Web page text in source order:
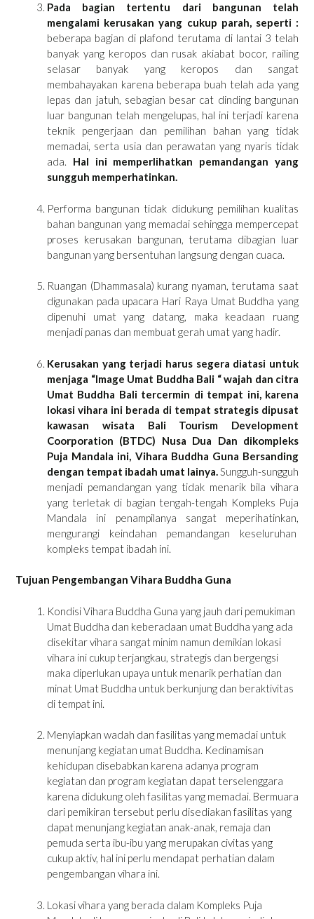
Pada bagian tertentu dari bangunan telah
mengalami kerusakan yang cukup parah, seperti :
beberapa bagian di plafond terutama di lantai 3 telah
banyak yang keropos dan rusak akiabat bocor, railing
selasar banyak yang keropos dan sangat
membahayakan karena beberapa buah telah ada yang
lepas dan jatuh, sebagian besar cat dinding bangunan
luar bangunan telah mengelupas, hal ini terjadi karena
teknik pengerjaan dan pemilihan bahan yang tidak
memadai, serta usia dan perawatan yang nyaris tidak
ada. Hal ini memperlihatkan pemandangan yang
sungguh memperhatinkan.
Performa bangunan tidak didukung pemilihan kualitas
bahan bangunan yang memadai sehingga mempercepat
proses kerusakan bangunan, terutama dibagian luar
bangunan yang bersentuhan langsung dengan cuaca.
Ruangan (Dhammasala) kurang nyaman, terutama saat
digunakan pada upacara Hari Raya Umat Buddha yang
dipenuhi umat yang datang, maka keadaan ruang
menjadi panas dan membuat gerah umat yang hadir.
Kerusakan yang terjadi harus segera diatasi untuk
menjaga “Image Umat Buddha Bali “ wajah dan citra
Umat Buddha Bali tercermin di tempat ini, karena
lokasi vihara ini berada di tempat strategis dipusat
kawasan wisata Bali Tourism Development
Coorporation (BTDC) Nusa Dua Dan dikompleks
Puja Mandala ini, Vihara Buddha Guna Bersanding
dengan tempat ibadah umat lainya.Sungguh-sungguh
menjadi pemandangan yang tidak menarik bila vihara
yang terletak di bagian tengah-tengah Kompleks Puja
Mandala ini penampilanya sangat meperihatinkan,
mengurangi keindahan pemandangan keseluruhan
kompleks tempat ibadah ini.
Tujuan Pengembangan Vihara Buddha Guna
Kondisi Vihara Buddha Guna yang jauh dari pemukiman
Umat Buddha dan keberadaan umat Buddha yang ada
disekitar vihara sangat minim namun demikian lokasi
vihara ini cukup terjangkau, strategis dan bergengsi
maka diperlukan upaya untuk menarik perhatian dan
minat Umat Buddha untuk berkunjung dan beraktivitas
di tempat ini.
Menyiapkan wadah dan fasilitas yang memadai untuk
menunjang kegiatan umat Buddha. Kedinamisan
kehidupan disebabkan karena adanya program
kegiatan dan program kegiatan dapat terselenggara
karena didukung oleh fasilitas yang memadai. Bermuara
dari pemikiran tersebut perlu disediakan fasilitas yang
dapat menunjang kegiatan anak-anak, remaja dan
pemuda serta ibu-ibu yang merupakan civitas yang
cukup aktiv, hal ini perlu mendapat perhatian dalam
pengembangan vihara ini.
Lokasi vihara yang berada dalam Kompleks Puja